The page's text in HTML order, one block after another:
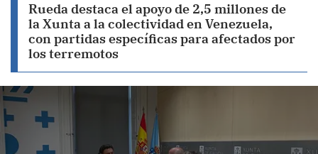
Rueda destaca el apoyo de 2,5 millones de
la Xunta a la colectividad en Venezuela,
con partidas específicas para afectados por
los terremotos